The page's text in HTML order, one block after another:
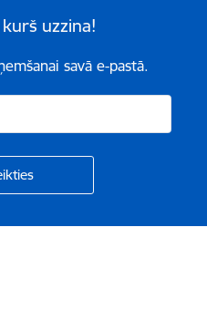
uzzina!
savā e-pastā.